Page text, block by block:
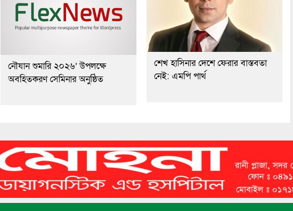
নৌযান শুমারি ২০২৬’ উপলক্ষে
অবহিতকরণ সেমিনার অনুষ্ঠিত
শেখ হাসিনার দেশে ফেরার বাস্তবতা
নেই: এমপি পার্থ